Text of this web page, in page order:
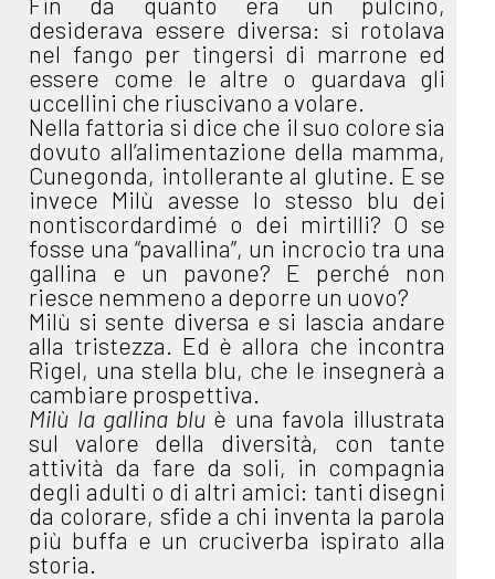
desiderava essere diversa: si rotolava
nel fango per tingersi di marrone ed
essere come le altre o guardava gli
uccellini che riuscivano a volare.
Nella fattoria si dice che il suo colore sia
dovuto all’alimentazione della mamma,
Cunegonda, intollerante al glutine. E se
invece Milù avesse lo stesso blu dei
nontiscordardimé o dei mirtilli? O se
fosse una “pavallina”, un incrocio tra una
gallina e un pavone? E perché non
riesce nemmeno a deporre un uovo?
Milù si sente diversa e si lascia andare
alla tristezza. Ed è allora che incontra
Rigel, una stella blu, che le insegnerà a
cambiare prospettiva.
Milù la gallina blu è una favola illustrata
sul valore della diversità, con tante
attività da fare da soli, in compagnia
degli adulti o di altri amici: tanti disegni
da colorare, sfide a chi inventa la parola
più buffa e un cruciverba ispirato alla
storia.